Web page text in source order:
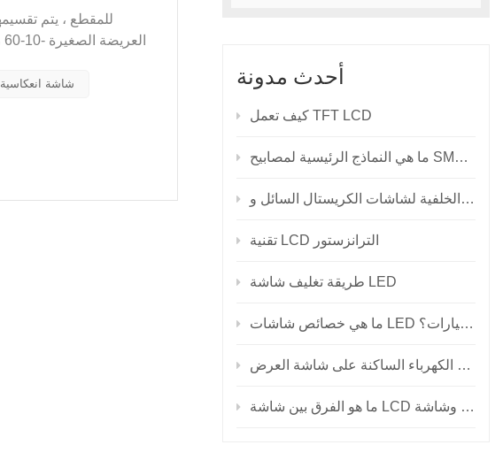
أحدث مدونة
كيف تعمل TFT LCD
تقنية LCD الترانزستور
طريقة تغليف شاشة LED
ما هي خصائص شاشات LED للسيارات؟
شاشة انعكاسية